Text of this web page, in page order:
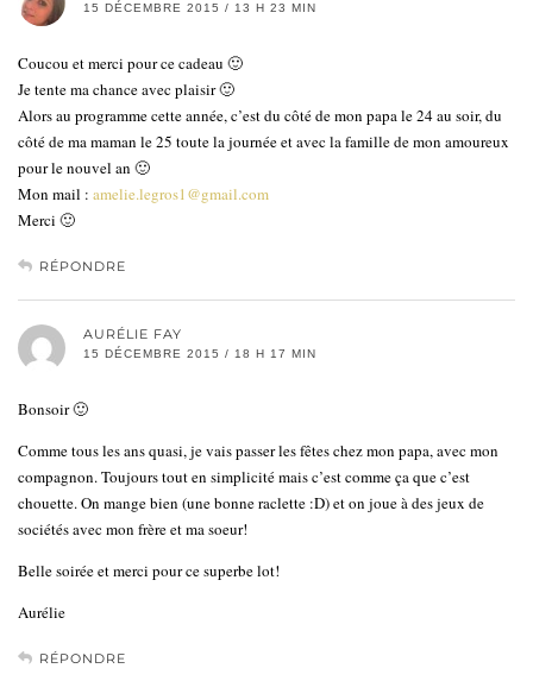
15 DÉCEMBRE 2015 / 13 H 23 MIN
Coucou et merci pour ce cadeau 🙂
Je tente ma chance avec plaisir 🙂
Alors au programme cette année, c’est du côté de mon papa le 24 au soir, du
côté de ma maman le 25 toute la journée et avec la famille de mon amoureux
pour le nouvel an 🙂
Mon mail : amelie.legros1@gmail.com
Merci 🙂
RÉPONDRE
AURÉLIE FAY
15 DÉCEMBRE 2015 / 18 H 17 MIN
Bonsoir 🙂
Comme tous les ans quasi, je vais passer les fêtes chez mon papa, avec mon
compagnon. Toujours tout en simplicité mais c’est comme ça que c’est
chouette. On mange bien (une bonne raclette :D) et on joue à des jeux de
sociétés avec mon frère et ma soeur!
Belle soirée et merci pour ce superbe lot!
Aurélie
RÉPONDRE